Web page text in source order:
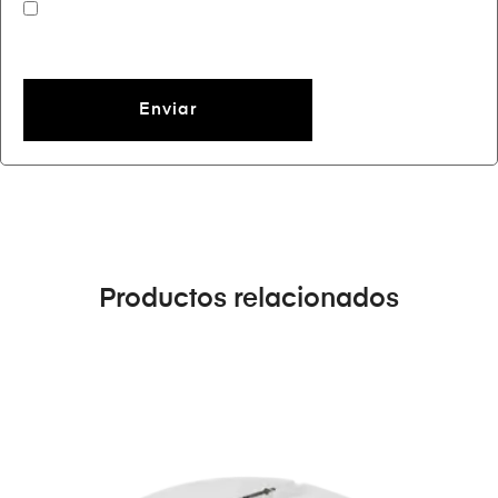
Productos relacionados